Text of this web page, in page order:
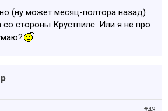
(ну может месяц-полтора назад)
стороны Крустпилс. Или я не про